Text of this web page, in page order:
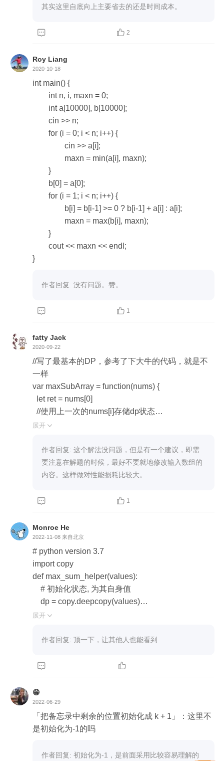
  2
Roy Liang
2020-10-18
int main() {
	int n, i, maxn = 0;
	int a[10000], b[10000];
	cin >> n;
	for (i = 0; i < n; i++) {
		cin >> a[i];
		maxn = min(a[i], maxn);
	}
	b[0] = a[0];
	for (i = 1; i < n; i++) {
		b[i] = b[i-1] >= 0 ? b[i-1] + a[i] : a[i];
		maxn = max(b[i], maxn);
	}
	cout << maxn << endl;
}
作者回复: 没有问题。赞。
  1
fatty Jack
2020-09-22
//写了最基本的DP，参考了下大牛的代码，就是不
一样
var maxSubArray = function(nums) {
  let ret = nums[0]
  //使用上一次的nums[i]存储dp状态
  for (let i = 1; i < nums.length; i++) {
于0的情况
    nums[i] += Math.max(nums[i - 1], 0)
    ret = Math.max(ret, nums[i])
  return ret
展开 
作者回复: 这个解法没问题，但是有一个建议，即需
要注意在解题的时候，最好不要就地修改输入数组的
内容。这样做对性能损耗比较大。
  1
Monroe He
2022-11-08 来自北京
# python version 3.7
import copy
def max_sum_helper(values):
    # 初始化状态, 为其自身值
    dp = copy.deepcopy(values)
    # 状态转移（参数变化）  改变状态表
    for i in range(1,values_length):
        tmp = values[i] if values[i]>=values[i]+dp[i-1] els
        dp[i] = tmp
    return max(dp)
def get_max_sum():
    values = [-2, 1, -3, 1, -1, 6, 2, -5, 4]
展开 
作者回复: 顶一下，让其他人也能看到
 
😁
2022-06-29
「把备忘录中剩余的位置初始化成 k + 1」：这里不
是初始化为-1的吗
作者回复: 初始化为-1，是前面采用比较容易理解的